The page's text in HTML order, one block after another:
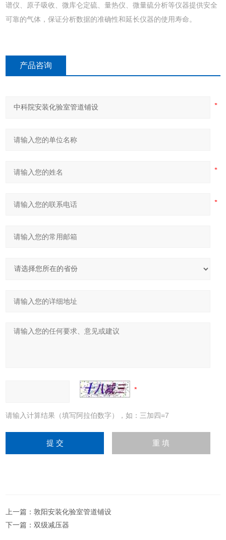
谱仪、原子吸收、微库仑定硫、量热仪、微量硫分析等仪器提供安全
可靠的气体，保证分析数据的准确性和延长仪器的使用寿命。
产品咨询
请输入计算结果（填写阿拉伯数字），如：三加四=7
上一篇：敦阳安装化验室管道铺设
下一篇：双级减压器